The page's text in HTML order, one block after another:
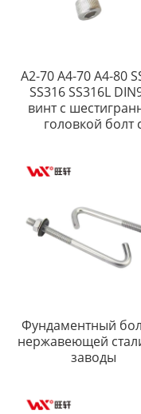
A2-70 A4-70 A4-80
SS316 SS316L
винт с
головкой болт
Фундаментный
нержавеющей
заводы